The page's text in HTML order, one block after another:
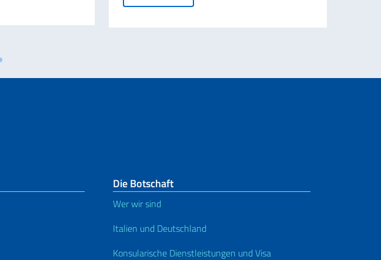
Die Botschaft
Wer wir sind
Italien und Deutschland
Konsularische Dienstleistungen und Visa